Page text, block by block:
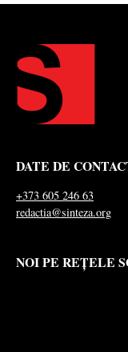
DATE DE
+373 605 246 63
redactia@sinteza.org
NOI PE REȚELE